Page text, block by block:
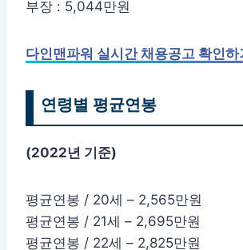
부장 : 5,044만원
다인맨파워 실시간 채용공고 확인하
연령별 평균연봉
(2022년 기준)
평균연봉 / 20세 – 2,565만원
평균연봉 / 21세 – 2,695만원
평균연봉 / 22세 – 2,825만원